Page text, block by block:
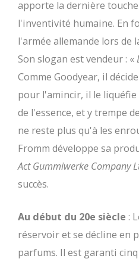
apporte la dernière
l'inventivité humaine. En
l'armée allemande lors de
Son slogan est vendeur : «
Comme Goodyear, il
pour l'amincir, il le liquéfie
de l'essence, et y trempe
ne reste plus qu'à les
Fromm développe sa
Act Gummiwerke Company
succès.
Au début du 20e siècle :
réservoir et se décline en
parfums. Il est garanti